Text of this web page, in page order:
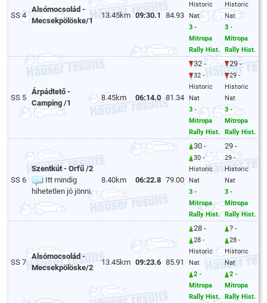
SS 4
Alsómocsolád -
Mecsekpölöske/1
13.45km 09:30.1 84.93
Historic
Nat
3 -
Mitropa
Rally Hist.
Historic
Nat
3 -
Mitropa
Rally Hist.
SS 5
Árpádtető -
Camping /1
8.45km 06:14.0 81.34
32 -
32 -
Historic
Nat
3 -
Mitropa
Rally Hist.
29 -
29 -
Historic
Nat
3 -
Mitropa
Rally Hist.
SS 6
Szentkút - Orfű /2
Itt mindig
hihetetlen jó jönni.
8.40km 06:22.8 79.00
30 -
30 -
Historic
Nat
3 -
Mitropa
Rally Hist.
29 -
29 -
Historic
Nat
3 -
Mitropa
Rally Hist.
SS 7
Alsómocsolád -
Mecsekpölöske/2
13.45km 09:23.6 85.91
28 -
28 -
Historic
Nat
2 -
Mitropa
Rally Hist.
? -
28 -
Historic
Nat
2 -
Mitropa
Rally Hist.